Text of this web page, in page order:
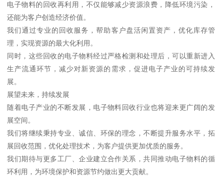
电子物料的回收再利用，不仅能够减少资源浪费，降低环境污染，
还能为客户创造经济价值。
我们通过专业的回收服务，帮助客户盘活闲置资产，优化库存管
理，实现资源的最大化利用。
同时，这些回收的电子物料经过严格检测和处理后，可以重新进入
生产流通环节，减少对新资源的需求，促进电子产业的可持续发
展。
展望未来，持续发展
随着电子产业的不断发展，电子物料回收行业也将迎来更广阔的发
展空间。
我们将继续秉持专业、诚信、环保的理念，不断提升服务水平，拓
展回收范围，优化处理技术，为客户提供更加优质的服务。
我们期待与更多工厂、企业建立合作关系，共同推动电子物料的循
环利用，为环境保护和资源节约做出更大贡献。